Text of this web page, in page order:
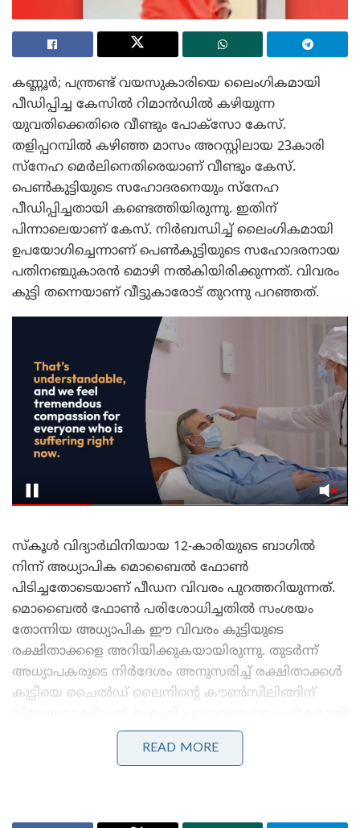
കണ്ണൂർ; പന്ത്രണ്ട് വയസുകാരിയെ ലൈംഗികമായി
പീഡിപ്പിച്ച കേസിൽ റിമാൻഡിൽ കഴിയുന്ന
യുവതിക്കെതിരെ വീണ്ടും പോക്‌സോ കേസ്.
തളിപ്പറമ്പിൽ കഴിഞ്ഞ മാസം അറസ്റ്റിലായ 23കാരി
സ്‌നേഹ മെർലിനെതിരെയാണ് വീണ്ടും കേസ്.
പെൺകുട്ടിയുടെ സഹോദരനെയും സ്‌നേഹ
പീഡിപ്പിച്ചതായി കണ്ടെത്തിയിരുന്നു. ഇതിന്
പിന്നാലെയാണ് കേസ്. നിർബന്ധിച്ച് ലൈംഗികമായി
ഉപയോഗിച്ചെന്നാണ് പെൺകുട്ടിയുടെ സഹോദരനായ
പതിനഞ്ചുകാരൻ മൊഴി നൽകിയിരിക്കുന്നത്. വിവരം
കുട്ടി തന്നെയാണ് വീട്ടുകാരോട് തുറന്നു പറഞ്ഞത്.
സ്‌കൂൾ വിദ്യാർഥിനിയായ 12-കാരിയുടെ ബാഗിൽ
നിന്ന് അധ്യാപിക മൊബൈൽ ഫോൺ
പിടിച്ചതോടെയാണ് പീഡന വിവരം പുറത്തറിയുന്നത്.
മൊബൈൽ ഫോൺ പരിശോധിച്ചതിൽ സംശയം
തോന്നിയ അധ്യാപിക ഈ വിവരം കുട്ടിയുടെ
രക്ഷിതാക്കളെ അറിയിക്കുകയായിരുന്നു. തുടർന്ന്
അധ്യാപകരുടെ നിർദേശം അനുസരിച്ച് രക്ഷിതാക്കൾ
കുട്ടിയെ ചൈൽഡ് ലൈനിന്റെ കൗൺസിലിങ്ങിന്
പീഡിപ്പിച്ചെന്ന് 12-കാരി കൗൺസിലിങ്ങിൽ
വെളിപ്പെടുത്തിയതിനെ തുടർന്ന് ഈ വിവരം
പെൺകുട്ടിക്ക് സ്വർണ ബ്രെയ്സ്ലെറ്റ് ഉൾപ്പെടെയുള്ള
READ MORE